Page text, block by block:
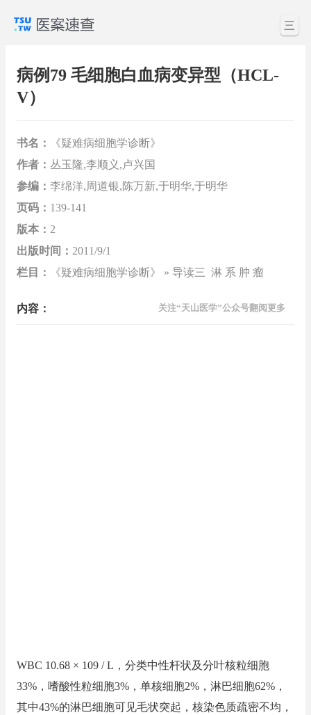
三
病例79 毛细胞白血病变异型（HCL-
V）
书名：
《疑难病细胞学诊断》
作者： 丛玉隆,李顺义,卢兴国
参编： 李绵洋,周道银,陈万新,于明华,于明华
页码： 139-141
版本： 2
出版时间： 2011/9/1
栏目：
《疑难病细胞学诊断》 » 导读三 淋 系 肿 瘤
内容： 关注“天山医学”公众号翻阅更多
WBC 10.68 × 109 / L，分类中性杆状及分叶核粒细胞
33%，嗜酸性粒细胞3%，单核细胞2%，淋巴细胞62%，
其中43%的淋巴细胞可见毛状突起，核染色质疏密不均，